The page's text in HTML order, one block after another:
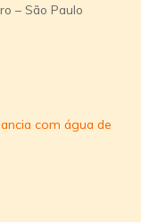
– São Paulo
com água de